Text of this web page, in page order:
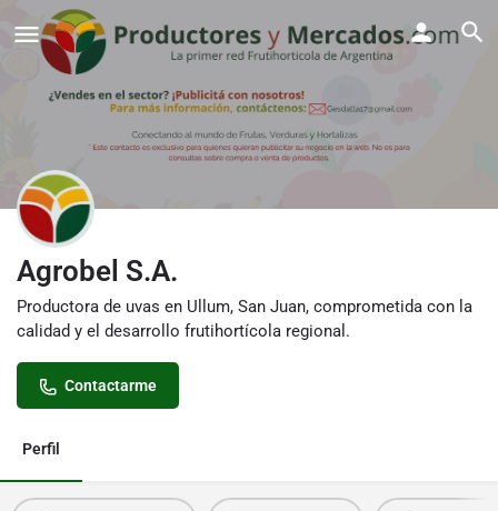
Agrobel S.A.
Productora de uvas en Ullum, San Juan, comprometida con la
calidad y el desarrollo frutihortícola regional.
Contactarme
Perfil